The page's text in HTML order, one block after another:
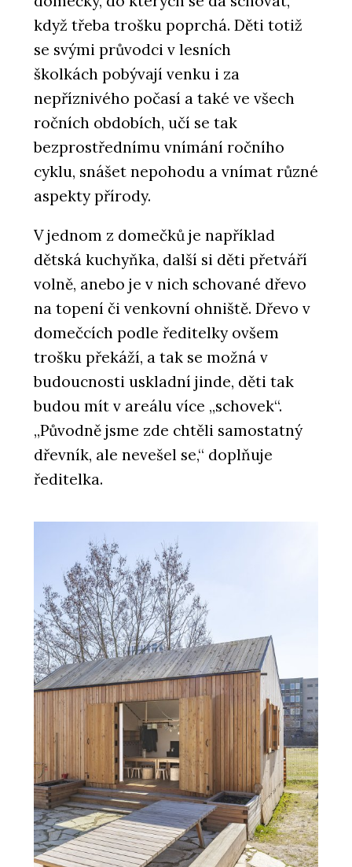
WOODY - Dorsis
O FIRMĚ
když třeba trošku poprchá. Děti totiž
se svými průvodci v lesních
školkách pobývají venku i za
nepříznivého počasí a také ve všech
ročních obdobích, učí se tak
bezprostřednímu vnímání ročního
cyklu, snášet nepohodu a vnímat různé
aspekty přírody.
V jednom z domečků je například
dětská kuchyňka, další si děti přetváří
volně, anebo je v nich schované dřevo
na topení či venkovní ohniště. Dřevo v
domečcích podle ředitelky ovšem
trošku překáží, a tak se možná v
budoucnosti uskladní jinde, děti tak
budou mít v areálu více „schovek“.
„Původně jsme zde chtěli samostatný
dřevník, ale nevešel se,“ doplňuje
ředitelka.